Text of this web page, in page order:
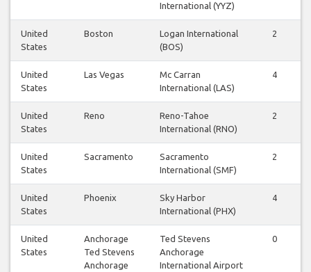
International (YYZ)
United
States
Boston
Logan International
(BOS)
2
United
States
Las Vegas
Mc Carran
International (LAS)
4
United
States
Reno
Reno-Tahoe
International (RNO)
2
United
States
Sacramento
Sacramento
International (SMF)
2
United
States
Phoenix
Sky Harbor
International (PHX)
4
United
States
Anchorage
Ted Stevens
Anchorage
Ted Stevens
Anchorage
International Airport
0